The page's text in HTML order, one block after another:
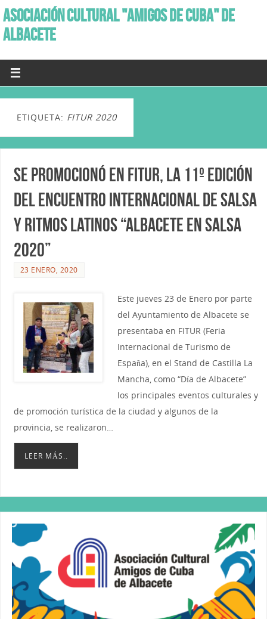
ASOCIACIÓN CULTURAL "AMIGOS DE CUBA" DE
ALBACETE
ETIQUETA: FITUR 2020
Se promocionó en Fitur, la 11º edición
del Encuentro Internacional de Salsa
y ritmos latinos “Albacete en Salsa
2020”
23 ENERO, 2020
Este jueves 23 de Enero por parte
del Ayuntamiento de Albacete se
presentaba en FITUR (Feria
Internacional de Turismo de
España), en el Stand de Castilla La
Mancha, como “Día de Albacete”
los principales eventos culturales y
de promoción turística de la ciudad y algunos de la
provincia, se realizaron…
LEER MÁS..